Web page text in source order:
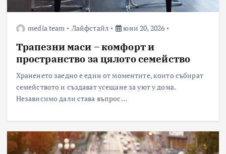
media team Лайфстайл юни 20, 2026
Трапезни маси – комфорт и
пространство за цялото семейство
Храненето заедно е един от моментите, които събират
семейството и създават усещане за уют у дома.
Независимо дали става въпрос…